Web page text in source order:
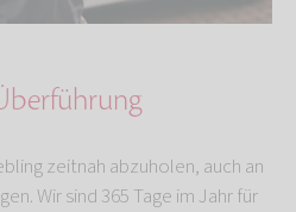
zeitnah abzuholen, auch an
Wir sind 365 Tage im Jahr für